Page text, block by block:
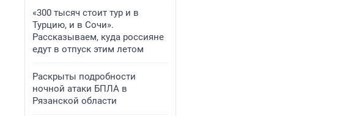
«300 тысяч стоит тур и в
Турцию, и в Сочи».
Рассказываем, куда россияне
едут в отпуск этим летом
Раскрыты подробности
ночной атаки БПЛА в
Рязанской области